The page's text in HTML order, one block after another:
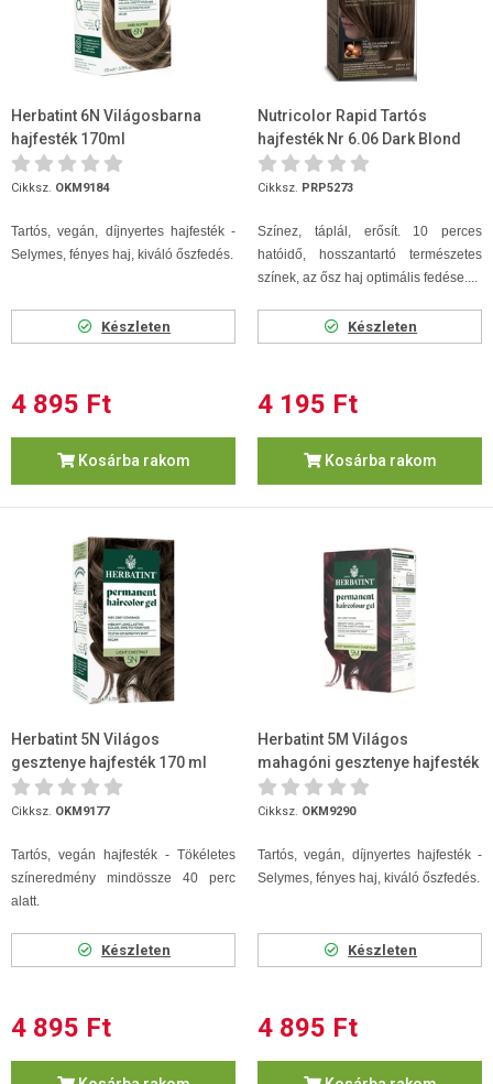
Herbatint 6N Világosbarna
hajfesték 170ml
Cikksz. OKM9184
Tartós, vegán, díjnyertes hajfesték -
Selymes, fényes haj, kiváló őszfedés.
Készleten
4 895 Ft
Kosárba rakom
Nutricolor Rapid Tartós
hajfesték Nr 6.06 Dark Blond
Havana
Cikksz. PRP5273
Színez, táplál, erősít. 10 perces
hatóidő, hosszantartó természetes
színek, az ősz haj optimális fedése....
Készleten
4 195 Ft
Kosárba rakom
Herbatint 5N Világos
gesztenye hajfesték 170 ml
Cikksz. OKM9177
Tartós, vegán hajfesték - Tökéletes
színeredmény mindössze 40 perc
alatt.
Készleten
4 895 Ft
Herbatint 5M Világos
mahagóni gesztenye hajfesték
170ml
Cikksz. OKM9290
Tartós, vegán, díjnyertes hajfesték -
Selymes, fényes haj, kiváló őszfedés.
Készleten
4 895 Ft